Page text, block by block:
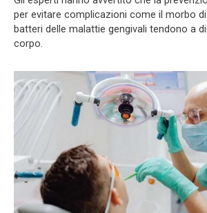
per evitare complicazioni come il morbo
batteri delle malattie gengivali tendono a
corpo.